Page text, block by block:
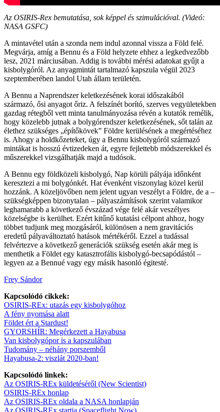
Az OSIRIS-Rex bemutatása, sok képpel és szimulációval. (Videó:
NASA GSFC)
A mintavétel után a szonda nem indul azonnal vissza a Föld felé.
Megvárja, amíg a Bennu és a Föld helyzete ehhez a legkedvezőbb
lesz, 2021 márciusában. Addig is további mérési adatokat gyűjt a
kisbolygóról. Az anyagmintát tartalmazó kapszula végül 2023
szeptemberében landol Utah állam területén.
A Bennu a Naprendszer keletkezésének korai időszakából
származó, ősi anyagot őriz. A felszínét borító, szerves vegyületekben
gazdag rétegből vett minta tanulmányozása révén a kutatók remélik,
hogy közelebb jutnak a bolygórendszer keletkezésének, sőt talán az
élethez szükséges „építőkövek” Földre kerülésének a megértéséhez
is. Ahogy a holdkőzeteket, úgy a Bennu kisbolygóról származó
mintákat is hosszú évtizedeken át, egyre fejlettebb módszerekkel és
műszerekkel vizsgálhatják majd a tudósok.
A Bennu egy földközeli kisbolygó, Nap körüli pályája időnként
keresztezi a mi bolygónkét. Hat évenként viszonylag közel kerül
hozzánk. A közeljövőben nem jelent ugyan veszélyt a Földre, de a –
szükségképpen bizonytalan – pályaszámítások szerint valamikor
leghamarabb a következő évszázad vége felé akár veszélyes
közelségbe is kerülhet. Ezért kitűnő kutatási célpont ahhoz, hogy
többet tudjunk meg mozgásáról, különösen a nem gravitációs
eredetű pályaváltoztató hatások mértékéről. Ezzel a tudással
felvértezve a következő generációk szükség esetén akár meg is
menthetik a Földet egy katasztrofális kisbolygó-becsapódástól –
legyen az a Bennué vagy egy másik hasonló égitesté.
Frey Sándor
Kapcsolódó cikkek:
OSIRIS-REx: utazás egy kisbolygóhoz
A fény nyomása alatt
Földet ért a Stardust!
GYORSHÍR: Megérkezett a Hayabusa
Van kisbolygópor is a kapszulában
Tudomány – néhány porszemből
Hayabusa-2: viszlát 2020-ban!
Kapcsolódó linkek:
Az OSIRIS-REx küldetéséről (New Scientist)
OSIRIS-REx honlap
Az OSIRIS-REx oldala a NASA honlapján
Az OSIRIS-REx startja (Spaceflight Now)